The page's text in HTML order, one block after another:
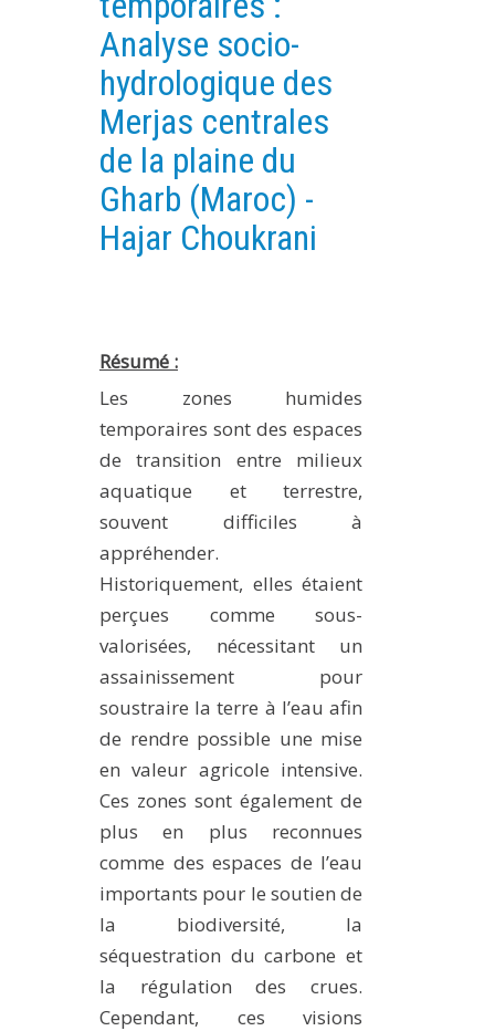
PLATEFORMES EXPÉRIMENTALES
IMPLANTATIONS GÉOGRAPHIQUES
PROJETS EN COURS
PROJETS TERMINÉS
NOS RÉSEAUX SCIENTIFIQUES ET TECHNIQUES
SÉMINAIRES RÉGULIERS
FORMATION
THÈSES EN COURS
PRODUCTION
MÉTHODES ET OUTILS
LOGICIELS
PUBLICATIONS SUR HAL
WORKING PAPERS
NOTES THÉMATIQUES
NOS TRAVAUX EN VIDÉO
Analyse socio-
hydrologique des
Merjas centrales
de la plaine du
Gharb (Maroc) -
Hajar Choukrani
Résumé :
Les zones humides
temporaires sont des espaces
de transition entre milieux
aquatique et terrestre,
souvent difficiles à
appréhender.
Historiquement, elles étaient
perçues comme sous-
valorisées, nécessitant un
assainissement pour
soustraire la terre à l’eau afin
de rendre possible une mise
en valeur agricole intensive.
Ces zones sont également de
plus en plus reconnues
comme des espaces de l’eau
importants pour le soutien de
la biodiversité, la
séquestration du carbone et
la régulation des crues.
Cependant, ces visions